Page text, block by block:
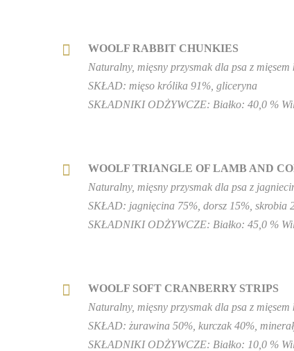
WOOLF RABBIT CHUNKIES
Naturalny, mięsny przysmak dla psa z
SKŁAD: mięso królika 91%, gliceryna
SKŁADNIKI ODŻYWCZE: Białko: 40,0 %
WOOLF TRIANGLE OF LAMB AND
Naturalny, mięsny przysmak dla psa z
SKŁAD: jagnięcina 75%, dorsz 15%, skrobia
SKŁADNIKI ODŻYWCZE: Białko: 45,0 %
WOOLF SOFT CRANBERRY STRIPS
Naturalny, mięsny przysmak dla psa z
SKŁAD: żurawina 50%, kurczak 40%,
SKŁADNIKI ODŻYWCZE: Białko: 10,0 %